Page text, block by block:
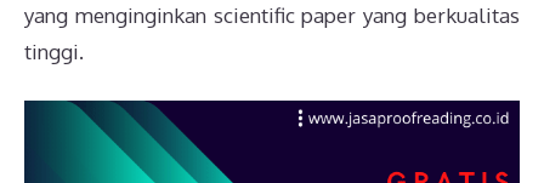
yang menginginkan scientific paper yang berkualitas
tinggi.